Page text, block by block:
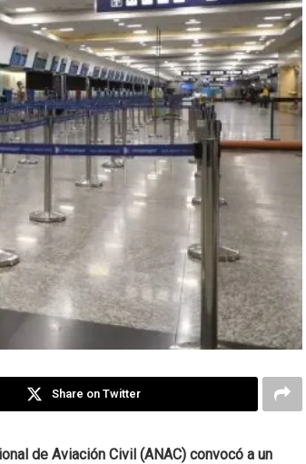
Share on Twitter
de Aviación Civil (ANAC) convocó a un